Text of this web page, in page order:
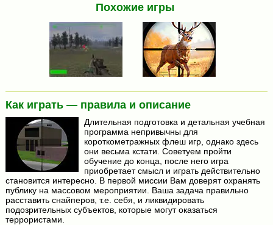
Похожие игры
Как играть — правила и описание
Длительная подготовка и детальная учебная
программа непривычны для
короткометражных флеш игр, однако здесь
они весьма кстати. Советуем пройти
обучение до конца, после него игра
приобретает смысл и играть действительно
становится интересно. В первой миссии Вам доверят охранять
публику на массовом мероприятии. Ваша задача правильно
расставить снайперов, т.е. себя, и ликвидировать
подозрительных субъектов, которые могут оказаться
террористами.